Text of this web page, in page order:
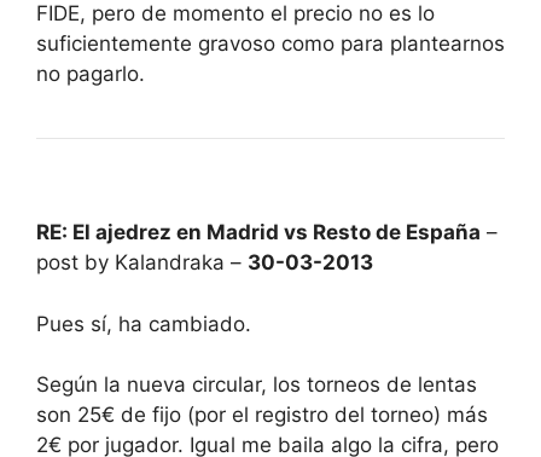
FIDE, pero de momento el precio no es lo
suficientemente gravoso como para plantearnos
no pagarlo.
RE: El ajedrez en Madrid vs Resto de España –
post by Kalandraka – 30-03-2013
Pues sí, ha cambiado.
Según la nueva circular, los torneos de lentas
son 25€ de fijo (por el registro del torneo) más
2€ por jugador. Igual me baila algo la cifra, pero